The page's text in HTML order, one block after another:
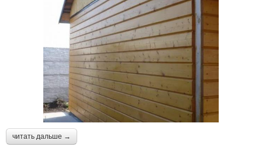
читать дальше →